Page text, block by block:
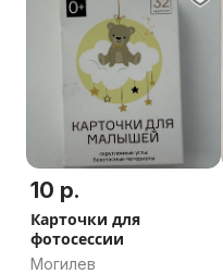
10 р.
Карточки для
фотосессии
Могилев